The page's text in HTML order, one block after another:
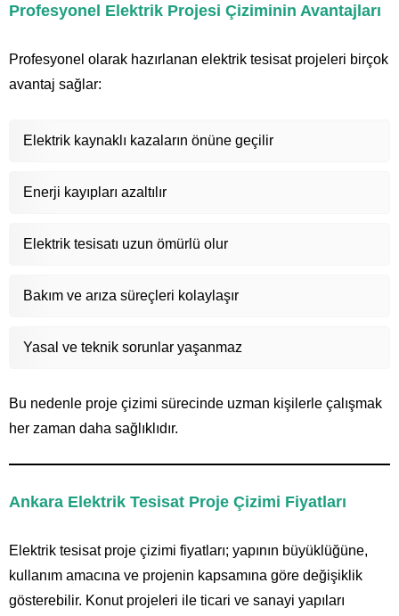
Profesyonel Elektrik Projesi Çiziminin Avantajları
Profesyonel olarak hazırlanan elektrik tesisat projeleri birçok
avantaj sağlar:
Elektrik kaynaklı kazaların önüne geçilir
Enerji kayıpları azaltılır
Elektrik tesisatı uzun ömürlü olur
Bakım ve arıza süreçleri kolaylaşır
Yasal ve teknik sorunlar yaşanmaz
Bu nedenle proje çizimi sürecinde uzman kişilerle çalışmak
her zaman daha sağlıklıdır.
Ankara Elektrik Tesisat Proje Çizimi Fiyatları
Elektrik tesisat proje çizimi fiyatları; yapının büyüklüğüne,
kullanım amacına ve projenin kapsamına göre değişiklik
gösterebilir. Konut projeleri ile ticari ve sanayi yapıları